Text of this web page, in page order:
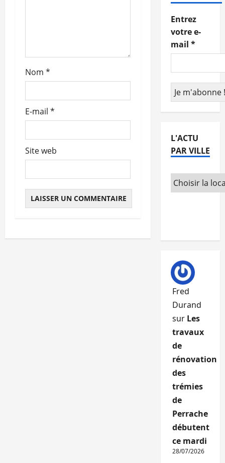
t
i
c
l
e
Nom *
E-mail *
Site web
Entrez
votre e-
mail *
L'ACTU
PAR VILLE
Fred
Durand
sur Les
travaux
de
rénovation
des
trémies
de
Perrache
débutent
ce mardi
28/07/2026